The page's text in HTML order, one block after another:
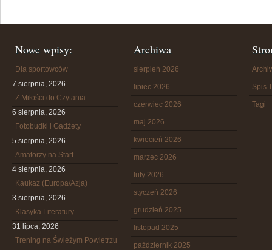
Nowe wpisy:
Dla sportowców
7 sierpnia, 2026
Z Miłości do Czytania
6 sierpnia, 2026
Fotobudki i Gadżety
5 sierpnia, 2026
Amatorzy na Start
4 sierpnia, 2026
Kaukaz (Europa/Azja)
3 sierpnia, 2026
Klasyka Literatury
31 lipca, 2026
Trening na Świeżym Powietrzu
Archiwa
sierpień 2026
lipiec 2026
czerwiec 2026
maj 2026
kwiecień 2026
marzec 2026
luty 2026
styczeń 2026
grudzień 2025
listopad 2025
październik 2025
Spis
Tagi